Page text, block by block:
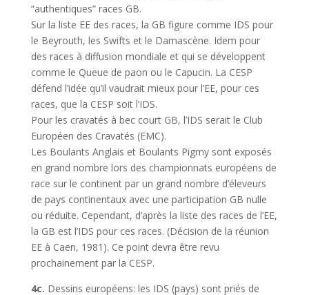
“authentiques” races GB.
Sur la liste EE des races, la GB figure comme IDS pour
le Beyrouth, les Swifts et le Damascène. Idem pour
des races à diffusion mondiale et qui se développent
comme le Queue de paon ou le Capucin. La CESP
défend l’idée qu’il vaudrait mieux pour l’EE, pour ces
races, que la CESP soit l’IDS.
Pour les cravatés à bec court GB, l’IDS serait le Club
Européen des Cravatés (EMC).
Les Boulants Anglais et Boulants Pigmy sont exposés
en grand nombre lors des championnats européens de
race sur le continent par un grand nombre d’éleveurs
de pays continentaux avec une participation GB nulle
ou réduite. Cependant, d’après la liste des races de l’EE,
la GB est l’IDS pour ces races. (Décision de la réunion
EE à Caen, 1981). Ce point devra être revu
prochainement par la CESP.
4c. Dessins européens: les IDS (pays) sont priés de